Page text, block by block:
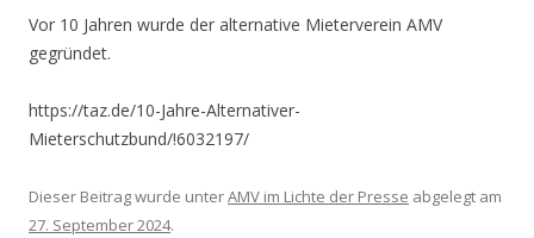
Vor 10 Jahren wurde der alternative Mieterverein AMV
gegründet.
https://taz.de/10-Jahre-Alternativer-
Mieterschutzbund/!6032197/
Dieser Beitrag wurde unterAMV im Lichte der Presse abgelegt am
27. September 2024.